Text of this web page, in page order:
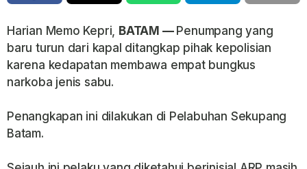
Harian Memo Kepri, BATAM — Penumpang yang
baru turun dari kapal ditangkap pihak kepolisian
karena kedapatan membawa empat bungkus
narkoba jenis sabu.
Penangkapan ini dilakukan di Pelabuhan Sekupang
Batam.